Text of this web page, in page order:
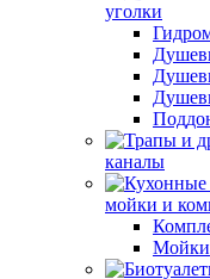
уголки
каналы
мойки и
Мойки